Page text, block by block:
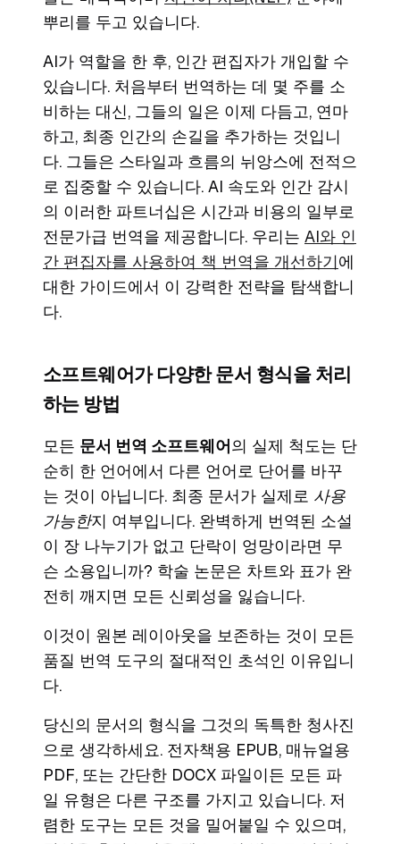
뿌리를 두고 있습니다.
AI가 역할을 한 후, 인간 편집자가 개입할 수
있습니다. 처음부터 번역하는 데 몇 주를 소
비하는 대신, 그들의 일은 이제 다듬고, 연마
하고, 최종 인간의 손길을 추가하는 것입니
다. 그들은 스타일과 흐름의 뉘앙스에 전적으
로 집중할 수 있습니다. AI 속도와 인간 감시
의 이러한 파트너십은 시간과 비용의 일부로
전문가급 번역을 제공합니다. 우리는 AI와 인
간 편집자를 사용하여 책 번역을 개선하기에
대한 가이드에서 이 강력한 전략을 탐색합니
다.
소프트웨어가 다양한 문서 형식을 처리
하는 방법
모든 문서 번역 소프트웨어 의 실제 척도는 단
순히 한 언어에서 다른 언어로 단어를 바꾸
는 것이 아닙니다. 최종 문서가 실제로 사용
가능한지 여부입니다. 완벽하게 번역된 소설
이 장 나누기가 없고 단락이 엉망이라면 무
슨 소용입니까? 학술 논문은 차트와 표가 완
전히 깨지면 모든 신뢰성을 잃습니다.
이것이 원본 레이아웃을 보존하는 것이 모든
품질 번역 도구의 절대적인 초석인 이유입니
다.
당신의 문서의 형식을 그것의 독특한 청사진
으로 생각하세요. 전자책용 EPUB, 매뉴얼용
PDF, 또는 간단한 DOCX 파일이든 모든 파
일 유형은 다른 구조를 가지고 있습니다. 저
렴한 도구는 모든 것을 밀어붙일 수 있으며,